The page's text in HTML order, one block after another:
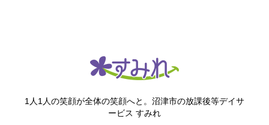
1人1人の笑顔が全体の笑顔へと。沼津市の放課後等デイサ
ービス すみれ